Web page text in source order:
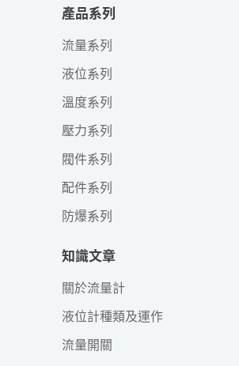
產品系列
流量系列
液位系列
溫度系列
壓力系列
閥件系列
配件系列
防爆系列
知識文章
關於流量計
液位計種類及運作
流量開關